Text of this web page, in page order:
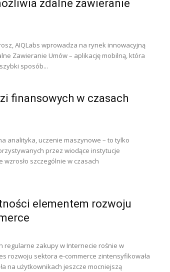
zdalne zawieranie
AIQLabs wprowadza na rynek innowacyjną
Zawieranie Umów – aplikację mobilną, która
sposób...
finansowych w czasach
analityka, uczenie maszynowe – to tylko
przez wiodące instytucje
szczególnie w czasach
elementem rozwoju
regularne zakupy w Internecie rośnie w
rozwoju sektora e-commerce zintensyfikowała
na użytkownikach jeszcze mocniejszą